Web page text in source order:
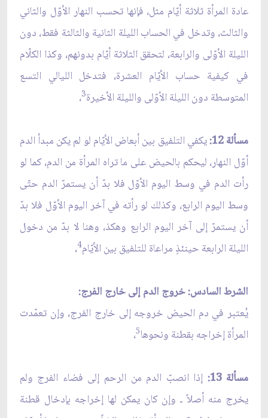
عادة المرأة ثلاثة أيّام مثل، فإنها تحسب النهار الأوّل والثاني
والثالث، وتدخل في الحساب الليلة الثانية والثالثة فقط، دون
الليلة الأوّلى والرابعة، لتحقق الثلاثة أيّام بدونهم، وكذا الكلّام
في كيفية حساب الأيّام العشرة، فتدخل الليالي التسع
المتوسطة دون الليلة الأوّلى والليلة الأخيرة3،
مسألة 12:
يكفي التلفيق بين أبعاض الأيّام لو لم يكن مبدأ الدم
أوّل النهار، ليحكم بالحيض على ما تراه المرأة من الدم، كما لو
رأت الدم في وسط اليوم الأوّل فلا بدّ أن يستمرّ الدم حتّى
وسط اليوم الرابع، وكذلك لو رأته في آخر اليوم الأوّل فلا بدّ
أن يستمرّ إلى آخر اليوم الرابع وهكذ، وهنا لا بدّ من دخول
الليلة الرابعة حينئذٍ مراعاة للتلفيق بين الأيّام4،
الشرط السادس: خروج الدم إلى خارج الفرج:
يُعتبر في دم الحيض خروجه إلى خارج الفرج، وإن تعمّدت
المرأة إخراجه بقطنة ونحوها5،
مسألة 13:
إذا انصبّ الدم من الرحم إلى فضاء الفرج ولم
يخرج منه أصلاً ـ وإن كان يمكن لها إخراجه بإدخال قطنة